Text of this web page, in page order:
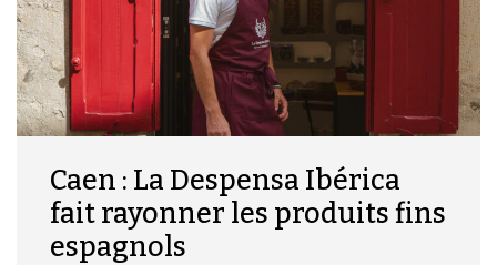
Caen : La Despensa Ibérica
fait rayonner les produits fins
espagnols